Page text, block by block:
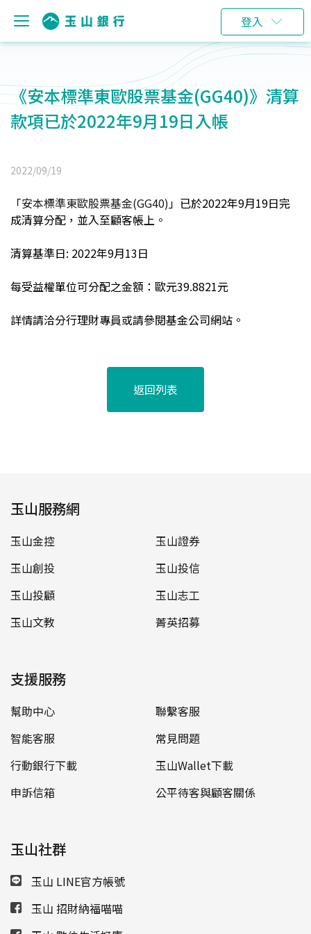
登入
《安本標準東歐股票基金(GG40)》清算
款項已於2022年9月19日入帳
2022/09/19
「安本標準東歐股票基金(GG40)」 已於2022年9月19日完
成清算分配，並入至顧客帳上。
清算基準日: 2022年9月13日
每受益權單位可分配之金額：歐元39.8821元
詳情請洽分行理財專員或請參閱基金公司網站。
返回列表
玉山服務網
玉山金控
玉山證券
玉山創投
玉山投信
玉山投顧
玉山志工
玉山文教
菁英招募
支援服務
幫助中心
聯繫客服
智能客服
常見問題
行動銀行下載
玉山Wallet下載
申訴信箱
公平待客與顧客關係
玉山社群
玉山 LINE官方帳號
玉山 招財納福喵喵